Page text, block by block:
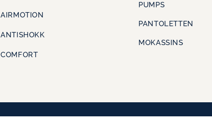
AIRMOTION
ANTISHOKK
COMFORT
PUMPS
PANTOLETTEN
MOKASSINS